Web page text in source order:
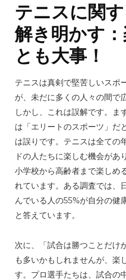
テニスに関
解き明かす
とも大事！
テニスは真剣で堅苦しいスポ
が、未だに多くの人々の間で
しかし、これは誤解です。ま
は「エリートのスポーツ」だ
は誤りです。テニスは全ての
ドの人たちに楽しむ機会があ
小学校から高齢者まで楽しめ
れています。ある調査では、
んでいる人の55%が自分の健
と答えています。
次に、「試合は勝つことだけ
も多いかもしれませんが、楽
す。プロ選手たちは、試合の